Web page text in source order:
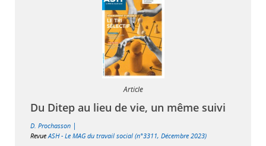
Article
Du Ditep au lieu de vie, un même suivi
D. Prochasson |
RevueASH - Le MAG du travail social (n°3311, Décembre 2023)